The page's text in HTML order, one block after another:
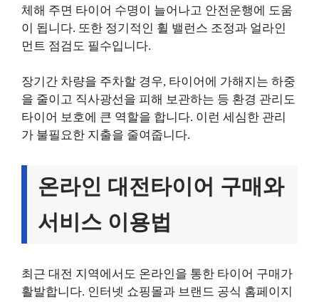
체해 주면 타이어 수명이 늘어나고 안전운행에 도움
이 됩니다. 또한 정기적인 휠 밸런스 조정과 얼라인
먼트 점검도 필수입니다.
장기간 차량을 주차할 경우, 타이어에 가해지는 하중
을 줄이고 직사광선을 피해 보관하는 등 환경 관리도
타이어 보호에 큰 역할을 합니다. 이런 세심한 관리
가 불필요한 지출을 줄여줍니다.
온라인 대전타이어 구매와
서비스 이용법
최근 대전 지역에서도 온라인을 통한 타이어 구매가
활발합니다. 인터넷 쇼핑몰과 브랜드 공식 홈페이지